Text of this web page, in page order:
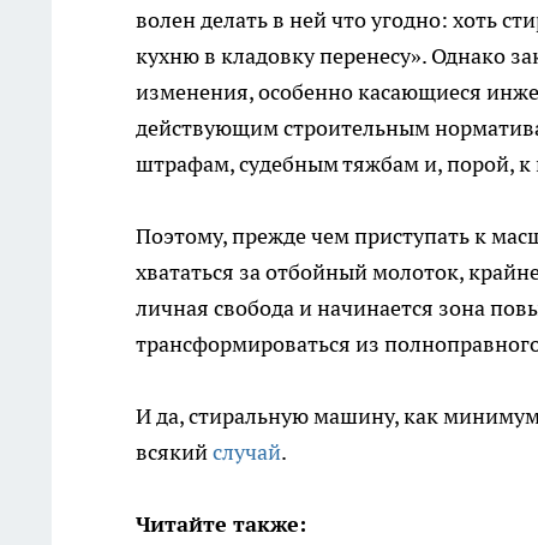
волен делать в ней что угодно: хоть
кухню в кладовку перенесу». Однако
изменения, особенно касающиеся
действующим строительным
штрафам, судебным тяжбам и, порой,
Поэтому, прежде чем приступать к
хвататься за отбойный молоток,
личная свобода и начинается зона
трансформироваться из
И да, стиральную машину, как
всякийслучай.
Читайте также: